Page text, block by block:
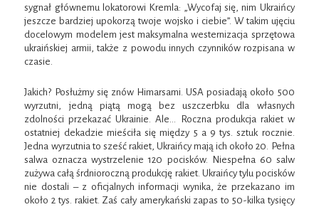
sygnał głównemu lokatorowi Kremla: „Wycofaj się, nim Ukraińcy
jeszcze bardziej upokorzą twoje wojsko i ciebie”. W takim ujęciu
docelowym modelem jest maksymalna westernizacja sprzętowa
ukraińskiej armii, także z powodu innych czynników rozpisana w
czasie.
Jakich? Posłużmy się znów Himarsami. USA posiadają około 500
wyrzutni, jedną piątą mogą bez uszczerbku dla własnych
zdolności przekazać Ukrainie. Ale… Roczna produkcja rakiet w
ostatniej dekadzie mieściła się między 5 a 9 tys. sztuk rocznie.
Jedna wyrzutnia to sześć rakiet, Ukraińcy mają ich około 20. Pełna
salwa oznacza wystrzelenie 120 pocisków. Niespełna 60 salw
zużywa całą śrdnioroczną produkcję rakiet. Ukraińcy tylu pocisków
nie dostali – z oficjalnych informacji wynika, że przekazano im
około 2 tys. rakiet. Zaś cały amerykański zapas to 50-kilka tysięcy